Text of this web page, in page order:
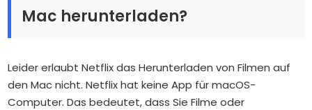
Mac herunterladen?
Leider erlaubt Netflix das Herunterladen von Filmen auf
den Mac nicht. Netflix hat keine App für macOS-
Computer. Das bedeutet, dass Sie Filme oder